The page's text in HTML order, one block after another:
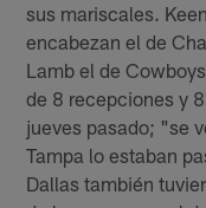
sus mariscales.
encabezan el de
Lamb el de
de 8 recepciones y
jueves pasado; "se
Tampa lo estaban
Dallas también